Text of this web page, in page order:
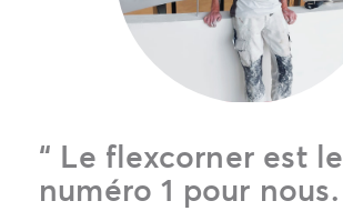
“ Le flexcorner est le
numéro 1 pour nous.